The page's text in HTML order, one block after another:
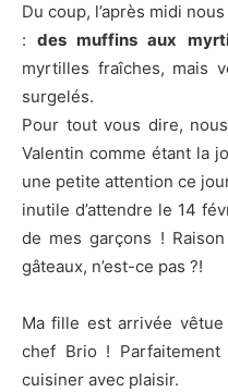
Du coup, l’après midi
:des muffins aux
myrtilles fraîches, mais
surgelés.
Pour tout vous dire,
Valentin comme étant la
une petite attention ce
inutile d’attendre le 14
de mes garçons !
gâteaux, n’est-ce pas ?!
Ma fille est arrivée
chef Brio !
cuisiner avec plaisir.